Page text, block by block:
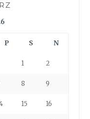
P S N
1 2
8 9
15 16